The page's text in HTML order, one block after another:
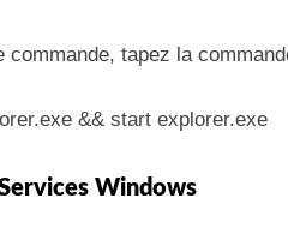
commande, tapez la
&& start explorer.exe
Windows